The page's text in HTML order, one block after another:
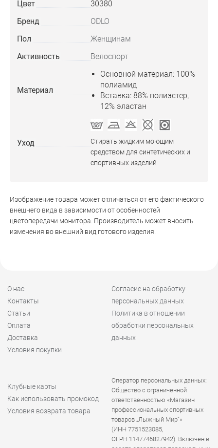
Цвет
30380
Бренд
ODLO
Пол
Женщинам
Активность
Велоспорт
Материал
Основной материал: 100%
полиамид
Вставка: 88% полиэстер,
12% эластан
Уход
Стирать жидким моющим
средством для синтетических и
спортивных изделий
Изображение товара может отличаться от его фактического
внешнего вида в зависимости от особенностей
цветопередачи монитора. Производитель может вносить
изменения во внешний вид готового изделия.
О нас
Контакты
Статьи
Оплата
Доставка
Условия покупки
Согласие на обработку
персональных данных
Политика в отношении
обработки персональных
данных
Клубные карты
Как использовать промокод
Условия возврата товара
Оператор персональных данных:
Общество с ограниченной
ответственностью «Магазин
профессиональных спортивных
товаров „Лыжный Мир“»
(ИНН 7751523085,
ОГРН 1147746827942). Включён в